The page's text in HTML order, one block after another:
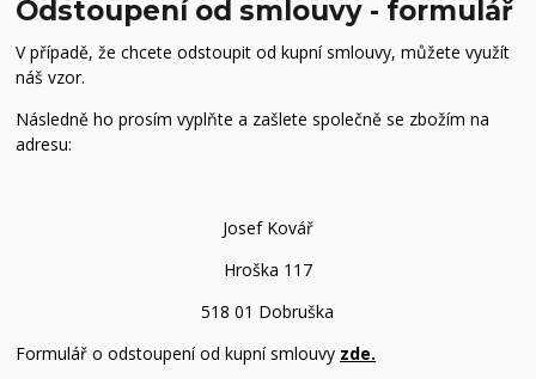
Odstoupení od smlouvy - formulář
V případě, že chcete odstoupit od kupní smlouvy, můžete využít
náš vzor.
Následně ho prosím vyplňte a zašlete společně se zbožím na
adresu:
Josef Kovář
Hroška 117
518 01 Dobruška
Formulář o odstoupení od kupní smlouvy zde.